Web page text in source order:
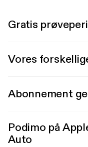
Gratis
Vores
Abonnement
Podimo på
Auto